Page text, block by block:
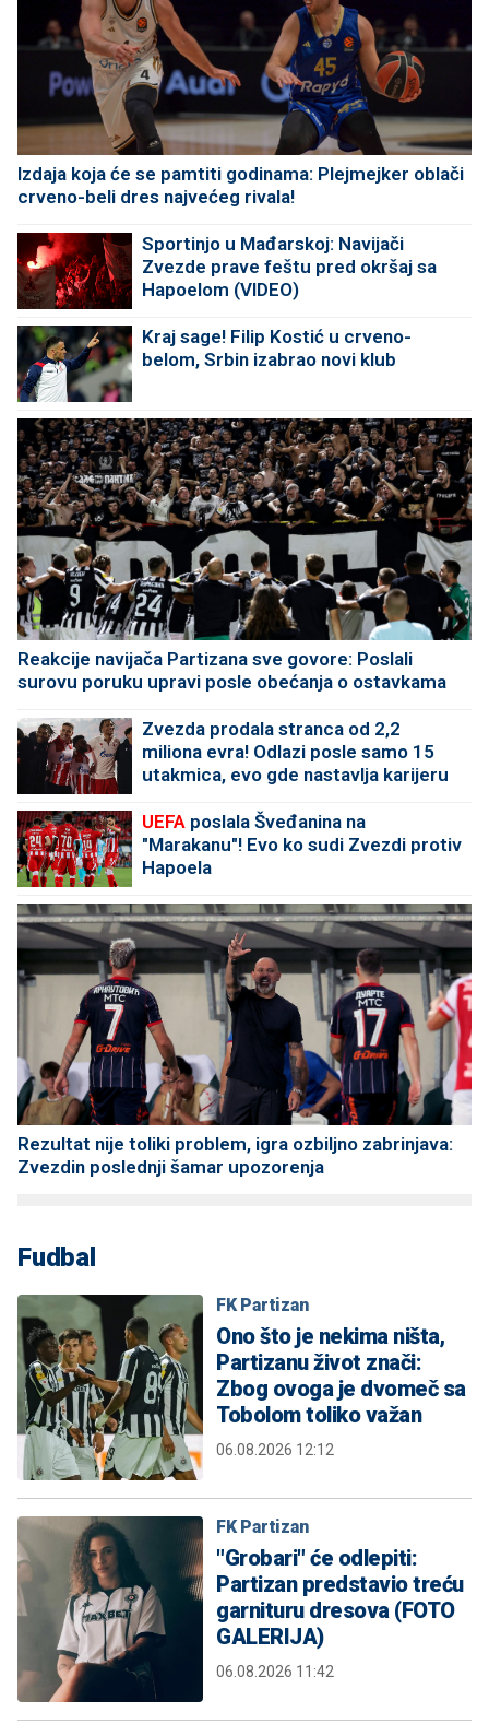
Izdaja koja će se pamtiti godinama: Plejmejker oblači
crveno-beli dres najvećeg rivala!
Sportinjo u Mađarskoj: Navijači
Zvezde prave feštu pred okršaj sa
Hapoelom (VIDEO)
Kraj sage! Filip Kostić u crveno-
belom, Srbin izabrao novi klub
Reakcije navijača Partizana sve govore: Poslali
surovu poruku upravi posle obećanja o ostavkama
Zvezda prodala stranca od 2,2
miliona evra! Odlazi posle samo 15
utakmica, evo gde nastavlja karijeru
UEFA poslala Šveđanina na
"Marakanu"! Evo ko sudi Zvezdi protiv
Hapoela
Rezultat nije toliki problem, igra ozbiljno zabrinjava:
Zvezdin poslednji šamar upozorenja
Fudbal
FK Partizan
Ono što je nekima ništa,
Partizanu život znači:
Zbog ovoga je dvomeč sa
Tobolom toliko važan
06.08.2026 12:12
FK Partizan
"Grobari" će odlepiti:
Partizan predstavio treću
garnituru dresova (FOTO
GALERIJA)
06.08.2026 11:42